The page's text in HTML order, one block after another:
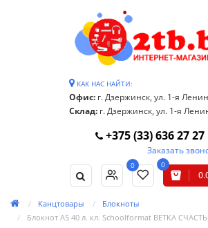
КАК НАС НАЙТИ:
Офис: г. Дзержинск, ул. 1-я
Склад: г. Дзержинск, ул. 1-я
+375 (33) 636 27 27
Заказать
0 0
Канцтовары
Блокноты
Блокнот А5 40 л. кл. Schoolformat ВЕТКА